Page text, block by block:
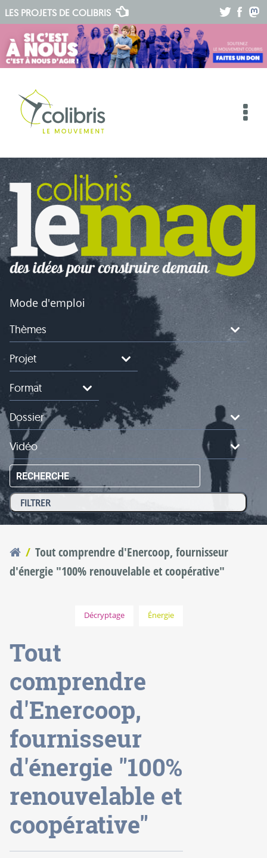
LES PROJETS DE COLIBRIS
Mode d'emploi
Thèmes
Projet
Format
Dossier
Vidéo
RECHERCHE
Vous êtes ici
Tout comprendre d'Enercoop, fournisseur
d'énergie "100% renouvelable et coopérative"
Décryptage Énergie
Tout
comprendre
d'Enercoop,
fournisseur
d'énergie "100%
renouvelable et
coopérative"